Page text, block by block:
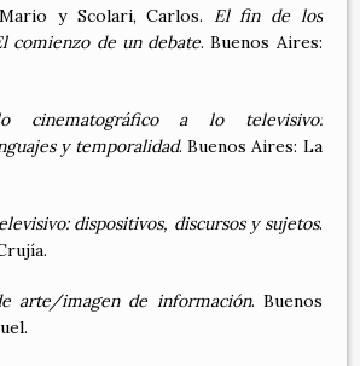
y Scolari, Carlos. El fin de los
comienzo de un debate. Buenos Aires:
cinematográfico a lo televisivo:
y temporalidad. Buenos Aires: La
dispositivos, discursos y sujetos.
arte/imagen de información. Buenos